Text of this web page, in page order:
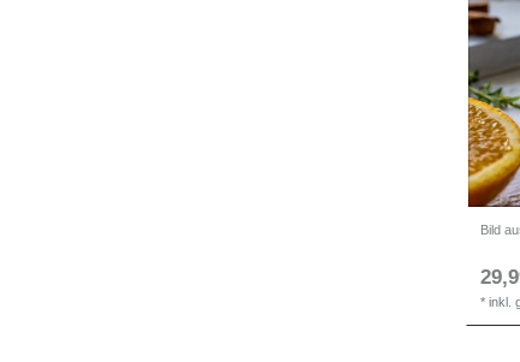
*inkl.